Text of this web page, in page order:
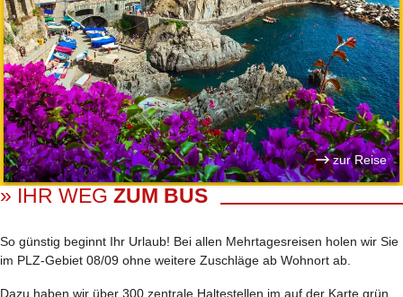
zur Reise
» IHR WEG ZUM BUS
So günstig beginnt Ihr Urlaub! Bei allen Mehrtages­reisen holen wir Sie
im PLZ-Gebiet 08/09 ohne weitere Zuschläge ab Wohnort ab.
Dazu haben wir über 300 zentrale Haltestellen im auf der Karte grün